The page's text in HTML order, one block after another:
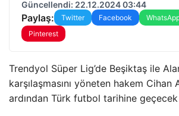
Güncellendi: 22.12.2024 03:44
Paylaş: Twitter Facebook
Pinterest
Trendyol Süper Lig’de Beşiktaş ile
karşılaşmasını yöneten hakem Cihan
ardından Türk futbol tarihine